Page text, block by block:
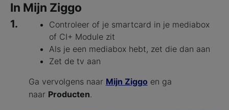
In Mijn Ziggo
1.
Controleer of je smartcard in je mediabox
of CI+ Module zit
Als je een mediabox hebt, zet die dan aan
Zet de tv aan
Ga vervolgens naar Mijn Ziggo en ga
naar Producten.